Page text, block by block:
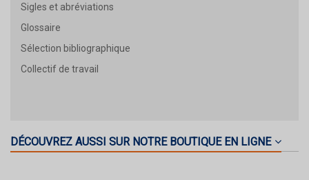
Sigles et abréviations
Glossaire
Sélection bibliographique
Collectif de travail
DÉCOUVREZ AUSSI SUR NOTRE BOUTIQUE EN LIGNE